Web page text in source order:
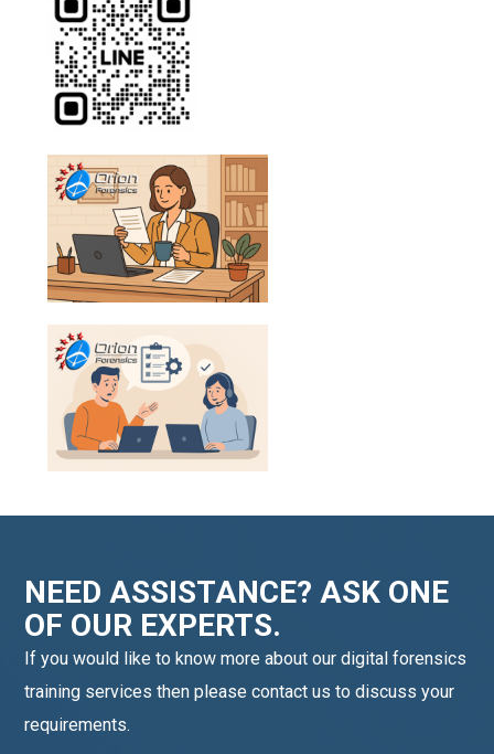
NEED ASSISTANCE? ASK ONE
OF OUR EXPERTS.
If you would like to know more about our digital forensics
training services then please contact us to discuss your
requirements.